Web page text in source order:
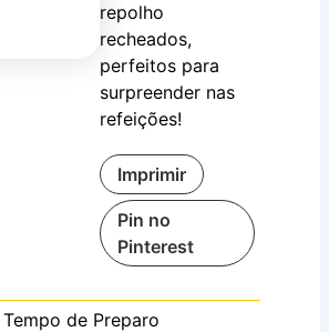
repolho
recheados,
perfeitos para
surpreender nas
refeições!
Imprimir
Pin no
Pinterest
Tempo de Preparo